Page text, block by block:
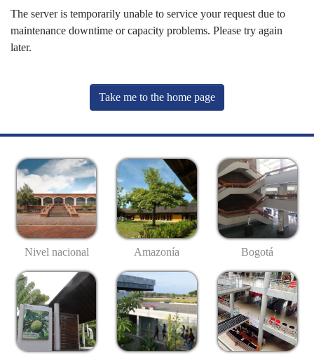
The server is temporarily unable to service your request due to
maintenance downtime or capacity problems. Please try again
later.
Take me to the home page
Nivel nacional Amazonía Bogotá